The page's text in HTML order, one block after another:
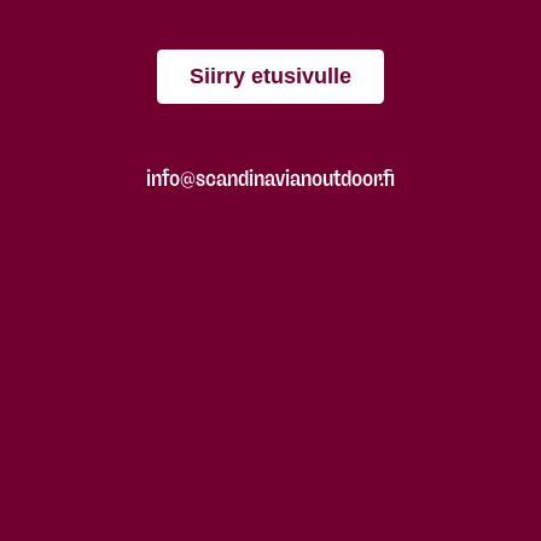
Siirry etusivulle
info@scandinavianoutdoor.fi